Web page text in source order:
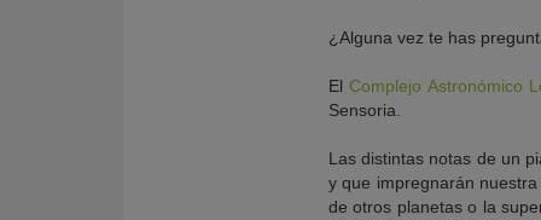
¿Alguna vez te has
ElComplejo Astronómico
Sensoria.
Las distintas notas de un
y que impregnarán
de otros planetas o la